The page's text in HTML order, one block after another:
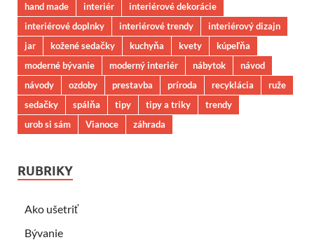
hand made
interiér
interiérové dekorácie
interiérové doplnky
interiérové trendy
interiérový dizajn
jar
kožené sedačky kuchyňa kvety
kúpeľňa
moderné bývanie
moderný interiér nábytok
návod
návody
ozdoby prestavba príroda recyklácia
ruže
sedačky
spálňa tipy tipy a triky
trendy
urob si sám
Vianoce záhrada
RUBRIKY
Ako ušetriť
Bývanie